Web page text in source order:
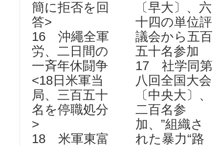
簡に拒否を回
答>
16 沖繩全軍
労、二日間の
一斉年休闘争
<18日米軍当
局、三百五十
名を停職処分
>
18 米軍東富
〔早大〕、六
十四の単位評
議会から五百
五十名参加
17 社学同第
八回全国大会
〔中央大〕、
二百名参
加、”組織さ
れた暴力“路